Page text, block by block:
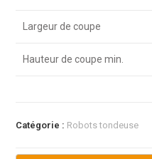
Largeur de coupe
Hauteur de coupe min.
Catégorie : Robots tondeuse